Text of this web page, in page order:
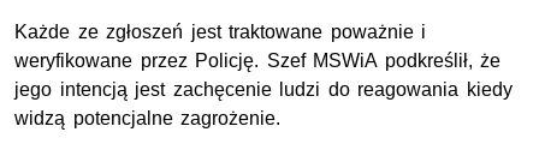
Każde ze zgłoszeń jest traktowane poważnie i
weryfikowane przez Policję. Szef MSWiA podkreślił, że
jego intencją jest zachęcenie ludzi do reagowania kiedy
widzą potencjalne zagrożenie.